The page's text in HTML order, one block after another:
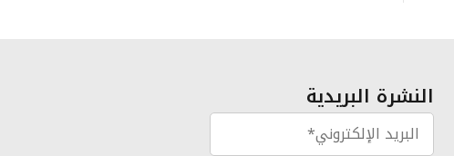
النشرة البريدية